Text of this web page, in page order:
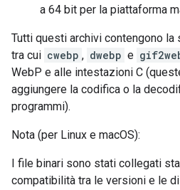
a 64 bit per la piattaforma
Tutti questi archivi contengono
tra cui cwebp , dwebp e
WebP e alle intestazioni C
aggiungere la codifica o la
programmi).
Nota (per Linux e macOS):
I file binari sono stati collegati
compatibilità tra le versioni e le